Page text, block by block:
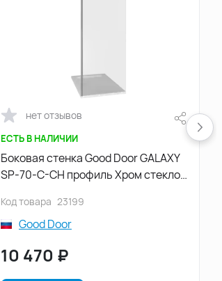
нет отзывов
ЕСТЬ В НАЛИЧИИ
Боковая стенка Good Door GALAXY
SP-70-C-CH профиль Хром стекло
Код товара 23199
Good Door
10 470 ₽